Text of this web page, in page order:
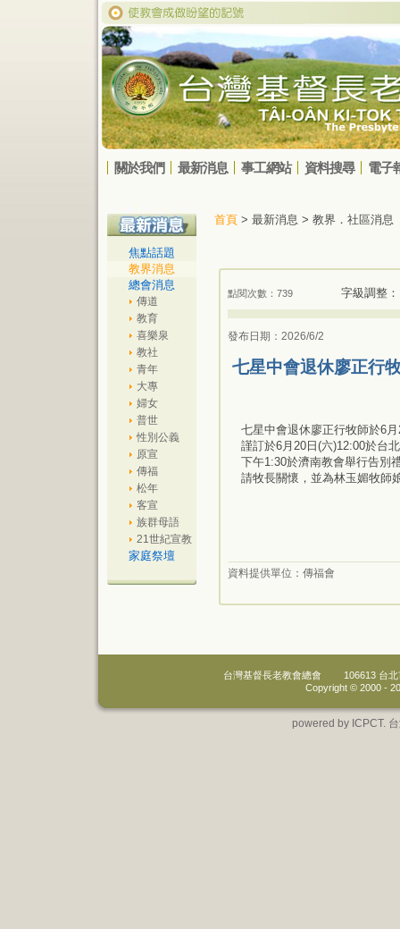
關於我們 最新消息 事工網站 資料搜尋 電子
焦點話題
教界消息
總會消息
傳道
教育
喜樂泉
教社
青年
大專
婦女
普世
性別公義
原宣
傳福
松年
客宣
族群母語
21世紀宣教
家庭祭壇
首頁 > 最新消息 > 教界．社區消息
點閱次數：739 字級調整：
發布日期：2026/6/2
七星中會退休廖正行
七星中會退休廖正行牧師於6
謹訂於6月20日(六)12:00於台
下午1:30於濟南教會舉行告別
請牧長關懷，並為林玉媚牧師
資料提供單位： 傳福會
台灣基督長老教會總會
106613 台
Copyright © 2000 -
powered by ICPCT.